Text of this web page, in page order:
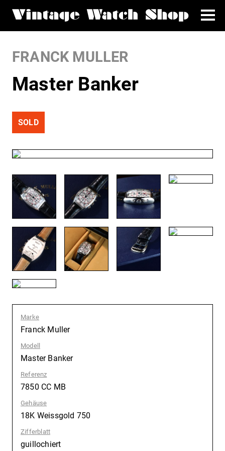
FRANCK MULLER
Master Banker
SOLD
Marke
Franck Muller
Modell
Master Banker
Referenz
7850 CC MB
Gehäuse
18K Weissgold 750
Zifferblatt
guillochiert